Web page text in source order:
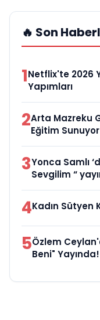
🔥 Son
1Netflix'te 2026
Yapımları
2Arta Mazreku
Eğitim Sunuyor
3Yonca Samlı
Sevgilim “
4Kadın Sütyen
5Özlem
Beni" Yayında!